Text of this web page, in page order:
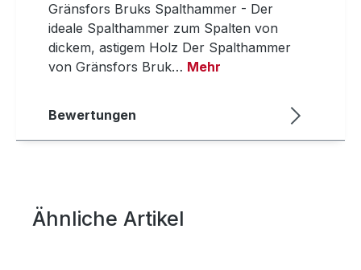
Gränsfors Bruks Spalthammer - Der
ideale Spalthammer zum Spalten von
dickem, astigem Holz Der Spalthammer
von Gränsfors Bruk… Mehr
Bewertungen
Produktgalerie überspringen
Ähnliche Artikel